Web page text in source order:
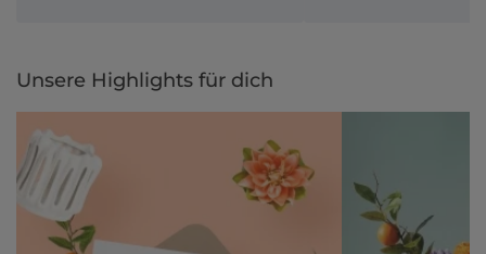
Unsere Highlights für dich